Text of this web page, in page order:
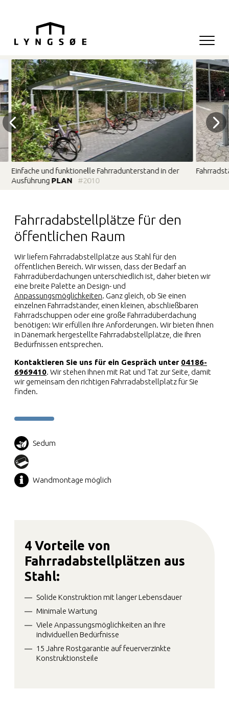
Hauptnavigation
Einfache und funktionelle Fahrradunterstand in der
Ausführung PLAN #2010
Fahrradabstellplätze für den
öffentlichen Raum
Wir liefern Fahrradabstellplätze aus Stahl für den
öffentlichen Bereich. Wir wissen, dass der Bedarf an
Fahrradüberdachungen unterschiedlich ist, daher bieten wir
eine breite Palette an Design- und
Anpassungsmöglichkeiten. Ganz gleich, ob Sie einen
einzelnen Fahrradständer, einen kleinen, abschließbaren
Fahrradschuppen oder eine große Fahrradüberdachung
benötigen: Wir erfüllen Ihre Anforderungen. Wir bieten Ihnen
in Dänemark hergestellte Fahrradabstellplätze, die Ihren
Bedürfnissen entsprechen.
Kontaktieren Sie uns für ein Gespräch unter 04186-
6969410. Wir stehen Ihnen mit Rat und Tat zur Seite, damit
wir gemeinsam den richtigen Fahrradabstellplatz für Sie
finden.
Sedum
Wandmontage möglich
4 Vorteile von
Fahrradabstellplätzen aus
Stahl:
Solide Konstruktion mit langer Lebensdauer
Minimale Wartung
Viele Anpassungsmöglichkeiten an Ihre
individuellen Bedürfnisse
15 Jahre Rostgarantie auf feuerverzinkte
Konstruktionsteile